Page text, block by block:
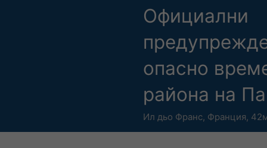
Официални
опасно
района на
Ил дьо Франс, Франция,